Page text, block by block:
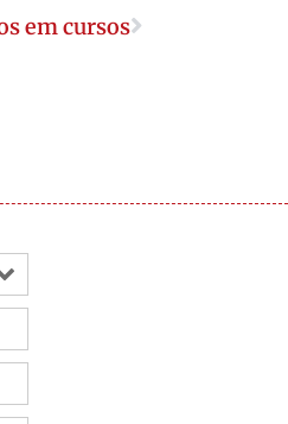
em cursos